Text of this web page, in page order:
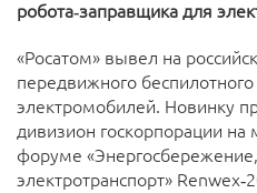
робота‑заправщика для
«Росатом» вывел на
передвижного
электромобилей. Новинку
дивизион госкорпорации
форуме
электротранспорт»